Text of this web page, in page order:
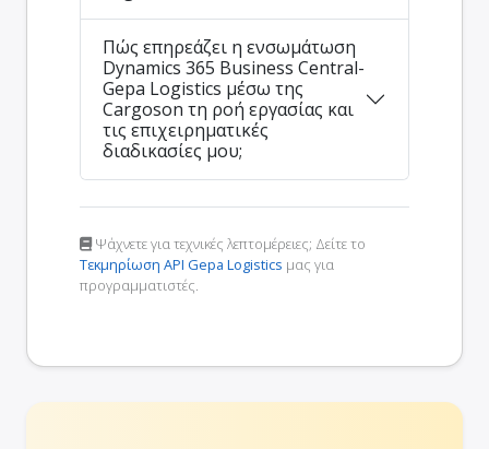
Πώς επηρεάζει η ενσωμάτωση
Dynamics 365 Business Central-
Gepa Logistics μέσω της
Cargoson τη ροή εργασίας και
τις επιχειρηματικές
διαδικασίες μου;
Ψάχνετε για τεχνικές λεπτομέρειες; Δείτε το
Τεκμηρίωση API Gepa Logistics μας για
προγραμματιστές.